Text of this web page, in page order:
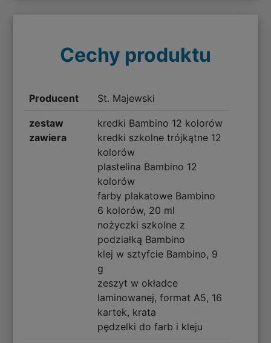
Cechy produktu
Producent St. Majewski
zestaw
zawiera
kredki Bambino 12 kolorów
kredki szkolne trójkątne 12
kolorów
plastelina Bambino 12
kolorów
farby plakatowe Bambino
6 kolorów, 20 ml
nożyczki szkolne z
podziałką Bambino
klej w sztyfcie Bambino, 9
g
zeszyt w okładce
laminowanej, format A5, 16
kartek, krata
pędzelki do farb i kleju